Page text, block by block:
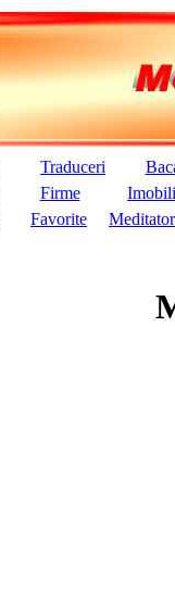
Traduceri
Firme
Favorite